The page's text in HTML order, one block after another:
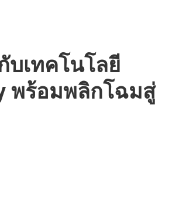
บเทคโนโลยี
พร้อมพลิกโฉมสู่